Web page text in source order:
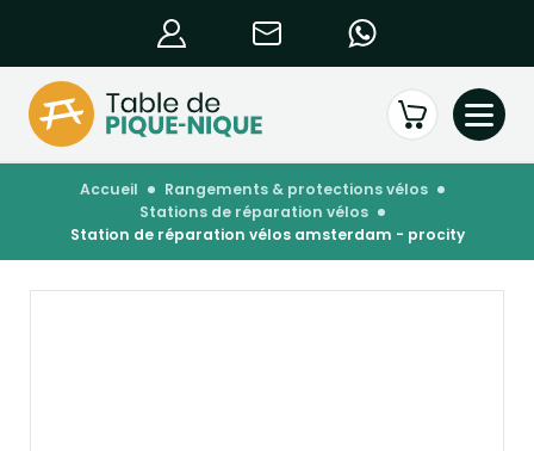
accueil
rangements & protections vélos
stations de réparation vélos
station de réparation vélos amsterdam - procity